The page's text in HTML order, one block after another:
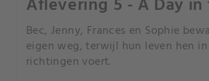
Aflevering 5 - A Day
Bec, Jenny, Frances en Sophie
eigen weg, terwijl hun leven hen
richtingen voert.